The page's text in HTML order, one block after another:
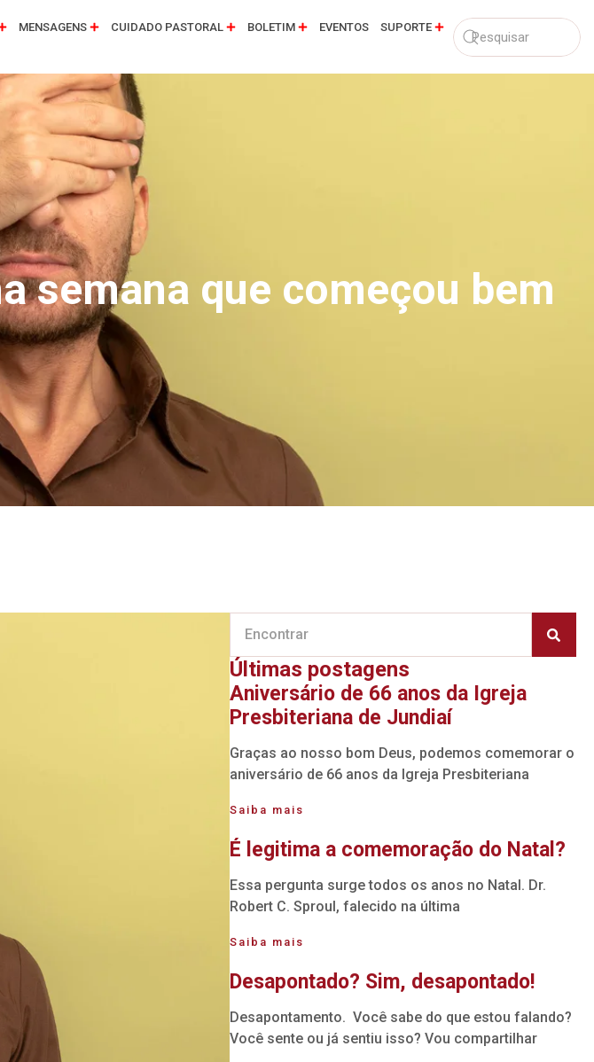
MENSAGENS CUIDADO PASTORAL BOLETIM EVENTOS SUPORTE
semana que começou bem
Últimas postagens
Aniversário de 66 anos da Igreja
Presbiteriana de Jundiaí
Graças ao nosso bom Deus, podemos comemorar o
aniversário de 66 anos da Igreja Presbiteriana
Saiba mais
É legitima a comemoração do Natal?
Essa pergunta surge todos os anos no Natal. Dr.
Robert C. Sproul, falecido na última
Saiba mais
Desapontado? Sim, desapontado!
Desapontamento. Você sabe do que estou falando?
Você sente ou já sentiu isso? Vou compartilhar